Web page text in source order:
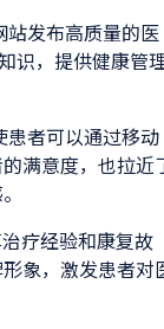
站发布高质量的医
识，提供健康管
患者可以通过移动
满意度，也拉近
疗经验和康复故
象，激发患者对